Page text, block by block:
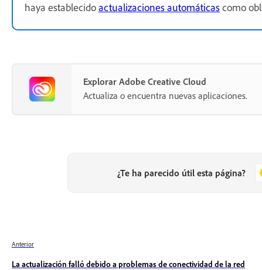
haya establecidoactualizaciones automáticascomo
Explorar Adobe Creative Cloud
Actualiza o encuentra nuevas aplicaciones.
¿Te ha parecido útil esta página?
Anterior
La actualización falló debido a problemas de conectividad de la red